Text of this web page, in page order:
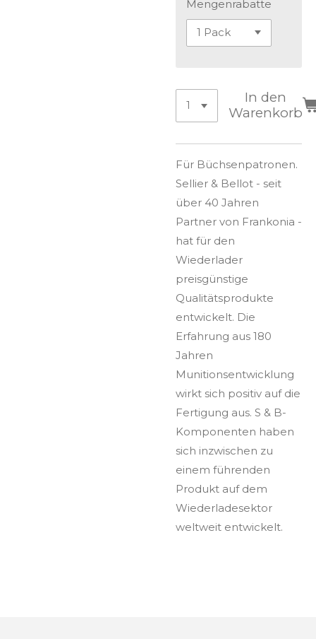
Mengenrabatte
In den
Warenkorb
Für Büchsenpatronen.
Sellier & Bellot - seit
über 40 Jahren
Partner von Frankonia -
hat für den
Wiederlader
preisgünstige
Qualitätsprodukte
entwickelt. Die
Erfahrung aus 180
Jahren
Munitionsentwicklung
wirkt sich positiv auf die
Fertigung aus. S & B-
Komponenten haben
sich inzwischen zu
einem führenden
Produkt auf dem
Wiederladesektor
weltweit entwickelt.